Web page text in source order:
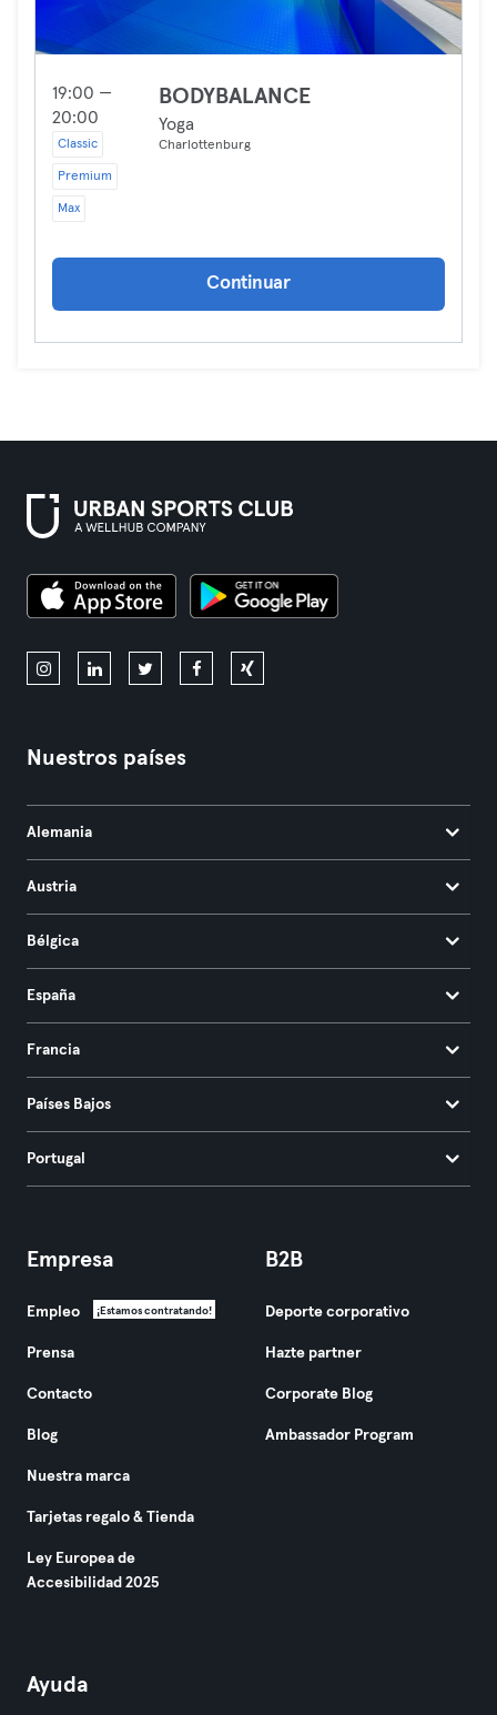
19:00 —
20:00
Classic
Premium
Max
BODYBALANCE
Yoga
Charlottenburg
Continuar
Nuestros países
Alemania
Austria
Bélgica
España
Francia
Países Bajos
Portugal
Empresa
Empleo ¡Estamos contratando!
Prensa
Contacto
Blog
Nuestra marca
Tarjetas regalo & Tienda
Ley Europea de
Accesibilidad 2025
B2B
Deporte corporativo
Hazte partner
Corporate Blog
Ambassador Program
Ayuda